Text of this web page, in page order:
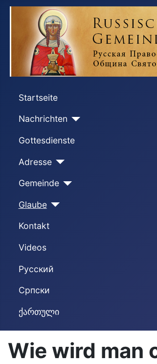
Startseite
Nachrichten
Gottesdienste
Adresse
Gemeinde
Glaube
Kontakt
Videos
Русский
Cрпски
ქართული
Wie wird man